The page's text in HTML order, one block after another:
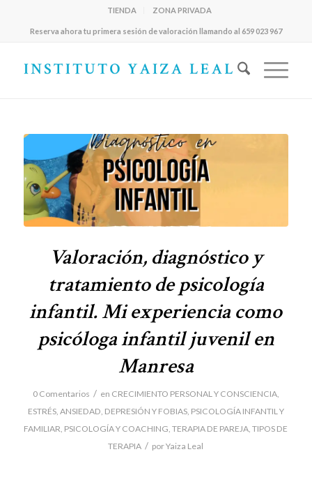
TIENDA ZONA PRIVADA
Reserva ahora tu primera sesión de valoración llamando al 659 023 967
Valoración, diagnóstico y
tratamiento de psicología
infantil. Mi experiencia como
psicóloga infantil juvenil en
Manresa
0 Comentarios / en CRECIMIENTO PERSONAL Y CONSCIENCIA,
ESTRÉS, ANSIEDAD, DEPRESIÓN Y FOBIAS, PSICOLOGÍA INFANTIL Y
FAMILIAR, PSICOLOGÍA Y COACHING,TERAPIA DE PAREJA,TIPOS DE
TERAPIA / porYaiza Leal